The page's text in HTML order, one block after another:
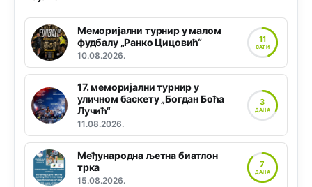
Меморијални турнир у малом
фудбалу „Ранко Цицовић“
10.08.2026.
11
САТИ
17. меморијални турнир у
уличном баскету „Богдан Боћа
Лучић“
11.08.2026.
3
ДАНА
Међународна љетна биатлон
трка
15.08.2026.
7
ДАНА